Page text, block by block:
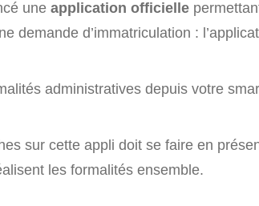
une application officielle
demande d’immatriculation :
administratives depuis votre
sur cette appli doit se faire en
les formalités ensemble.